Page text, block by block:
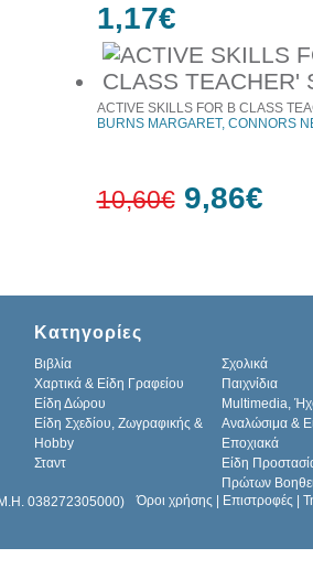
1,17€
ACTIVE SKILLS FOR Β CLASS
BURNS MARGARET, CONNORS
10,60€ 9,86€
Κατηγορίες
Βιβλία
Σχολικά
Χαρτικά & Είδη Γραφείου
Παιχνίδια
Είδη Δώρου
Multimedia,
Είδη Σχεδίου, Ζωγραφικής &
Hobby
Αναλώσιμα &
Εποχιακά
Σταντ
Είδη
Πρώτων
038272305000)
Όροι χρήσης Επιστροφές